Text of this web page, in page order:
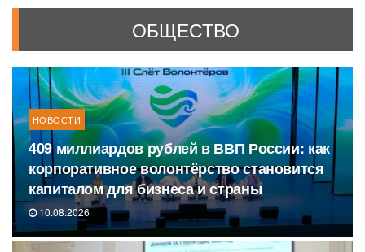
ОБЩЕСТВО
НОВОСТИ
409 миллиардов рублей в ВВП России: как
корпоративное волонтёрство становится
капиталом для бизнеса и страны
10.08.2026